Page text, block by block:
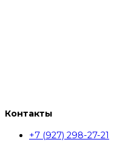
Контакты
+7 (927) 298-27-21